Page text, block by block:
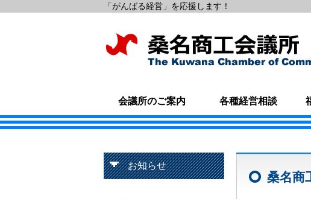
「がんばる経営」を応援します！
会議所のご案内 各種経営相談
お知らせ
桑名商